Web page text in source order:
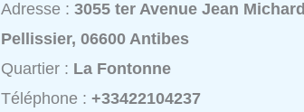
Adresse :3055 ter Avenue Jean Michard
Pellissier, 06600 Antibes
Quartier : La Fontonne
Téléphone :+33422104237